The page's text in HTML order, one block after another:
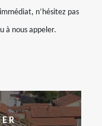
n’hésitez pas
à nous appeler.